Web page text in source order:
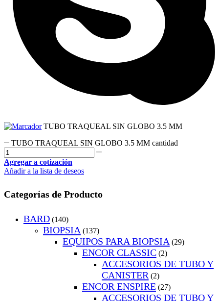
TUBO TRAQUEAL SIN GLOBO 3.5 MM
TUBO TRAQUEAL SIN GLOBO 3.5 MM cantidad
Agregar a cotización
Añadir a la lista de deseos
Categorías de Producto
BARD (140)
BIOPSIA (137)
EQUIPOS PARA BIOPSIA (29)
ENCOR CLASSIC (2)
ACCESORIOS DE TUBO Y
CANISTER (2)
ENCOR ENSPIRE (27)
ACCESORIOS DE TUBO Y